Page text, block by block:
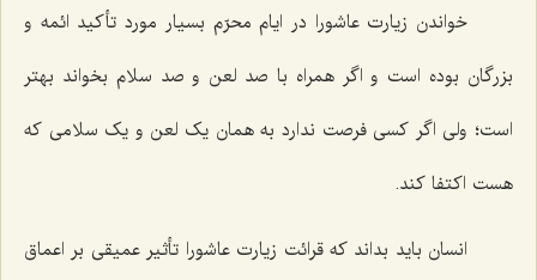
خواندن زیارت عاشورا در ایام محرّم بسیار مورد تأکید ائمه و
بزرگان بوده است و اگر همراه با صد لعن و صد سلام بخواند بهتر
است؛ ولی اگر کسی فرصت ندارد به همان یک لعن و یک سلامی که
هست اکتفا کند.
انسان باید بداند که قرائت زیارت عاشورا تأثیر عمیقی بر اعماق